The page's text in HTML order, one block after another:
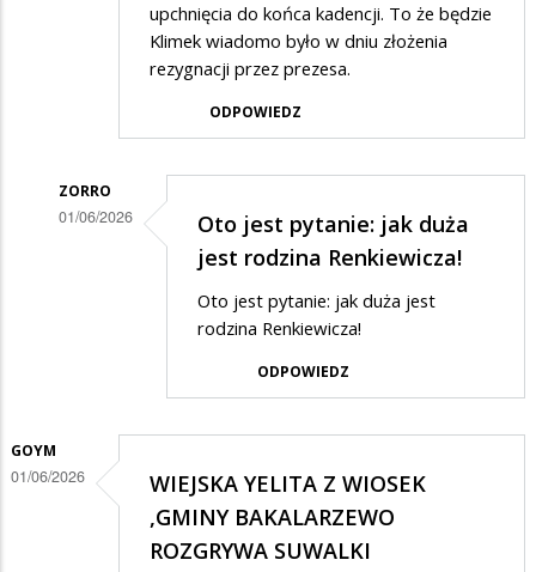
prezydentaupchnięcia do końca kadencji. To że będzie
Klimek wiadomo było w dniu złożenia
rezygnacji przez prezesa.
ODPOWIEDZ
ZORRO
01/06/2026
odpowiedzi
Mierny
Oto jest pytanie: jak duża
jest rodzina Renkiewicza!
Oto jest pytanie: jak duża jest
rodzina Renkiewicza!
ODPOWIEDZ
GOYM
01/06/2026
WIEJSKA YELITA Z WIOSEK
,GMINY BAKALARZEWO
ROZGRYWA SUWALKI